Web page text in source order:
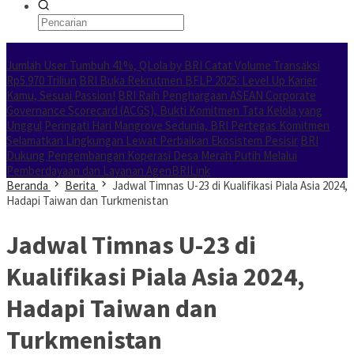
Jumlah User Tumbuh 41%, QLola by BRI Catat Volume Transaksi
Rp5.970 Triliun BRI Buka Rekrutmen BFLP 2025: Level Up Karier
Kamu, Sesuai Passion! BRI Raih Penghargaan ASEAN Corporate
Governance Scorecard (ACGS), Bukti Komitmen Tata Kelola yang
Unggul Peringati Hari Mangrove Sedunia, BRI Pertegas Komitmen
Selamatkan Lingkungan Lewat Perbaikan Ekosistem Pesisir BRI
Dukung Pengembangan Koperasi Desa Merah Putih Melalui
Pemberdayaan dan Layanan AgenBRILink
Beranda
Berita
Jadwal Timnas U-23 di Kualifikasi Piala Asia 2024,
Hadapi Taiwan dan Turkmenistan
Jadwal Timnas U-23 di
Kualifikasi Piala Asia 2024,
Hadapi Taiwan dan
Turkmenistan